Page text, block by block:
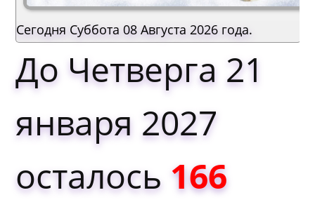
Сегодня Суббота 08 Августа 2026 года.
До Четверга 21
января 2027
осталось 166